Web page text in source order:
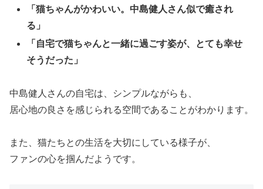
「猫ちゃんがかわいい。中島健人さん似で癒され
る」
「自宅で猫ちゃんと一緒に過ごす姿が、とても幸せ
そうだった」
中島健人さんの自宅は、シンプルながらも、
居心地の良さを感じられる空間であることがわかります。
また、猫たちとの生活を大切にしている様子が、
ファンの心を掴んだようです。